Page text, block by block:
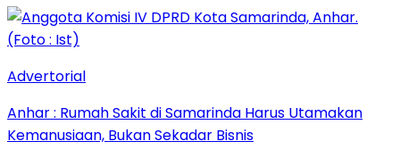
Advertorial
Anhar : Rumah Sakit di Samarinda Harus Utamakan
Kemanusiaan, Bukan Sekadar Bisnis